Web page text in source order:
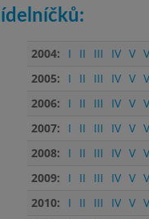
2004: I II III IV V
2005:
I II III IV V
2006:
I II III IV V
2007:
I II III IV V
2008:
I II III IV V
2009:
I II III IV V
2010:
I II III IV V